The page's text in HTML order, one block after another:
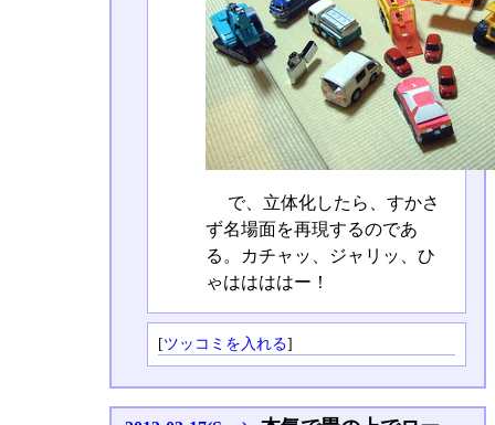
で、立体化したら、すかさ
ず名場面を再現するのであ
る。カチャッ、ジャリッ、ひ
ゃははははー！
[ツッコミを入れる]